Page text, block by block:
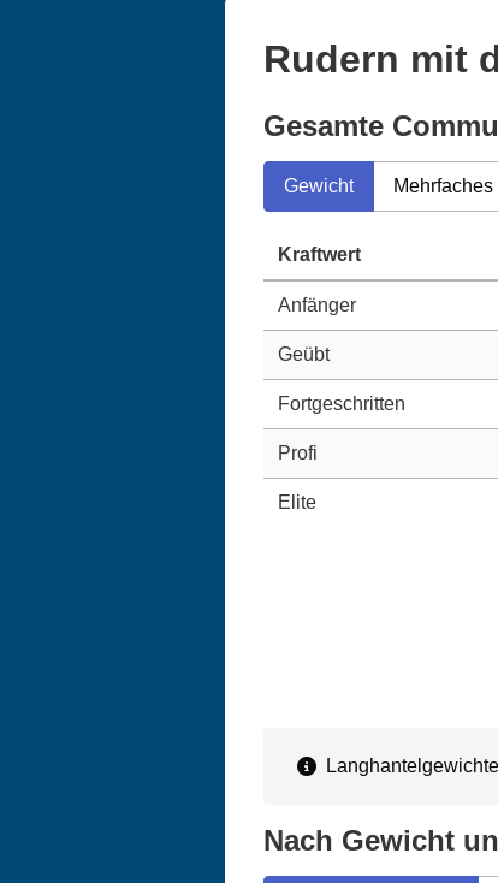
Rudern mit
Gesamte
Gewicht
Kraftwert
Anfänger
Geübt
Fortgeschritten
Profi
Elite
Nach Gewicht